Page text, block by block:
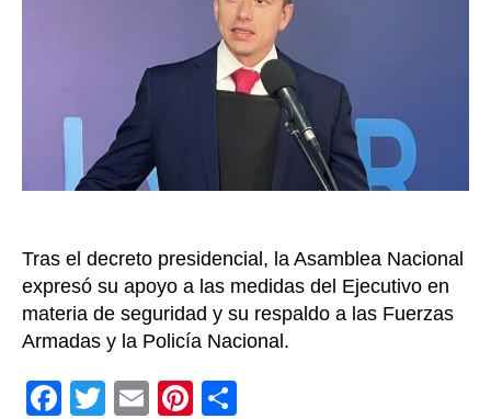
Tras el decreto presidencial, la Asamblea Nacional
expresó su apoyo a las medidas del Ejecutivo en
materia de seguridad y su respaldo a las Fuerzas
Armadas y la Policía Nacional.
F
T
E
Pi